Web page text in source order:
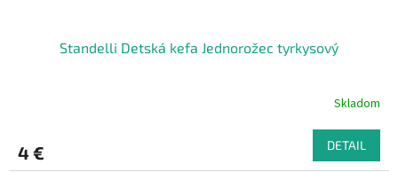
Standelli Detská kefa Jednorožec tyrkysový
Skladom
4 € DETAIL